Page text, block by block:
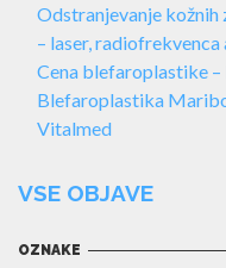
Odstranjevanje
– laser,
Cena blefaroplastike
Blefaroplastika
Vitalmed
VSE OBJAVE
OZNAKE